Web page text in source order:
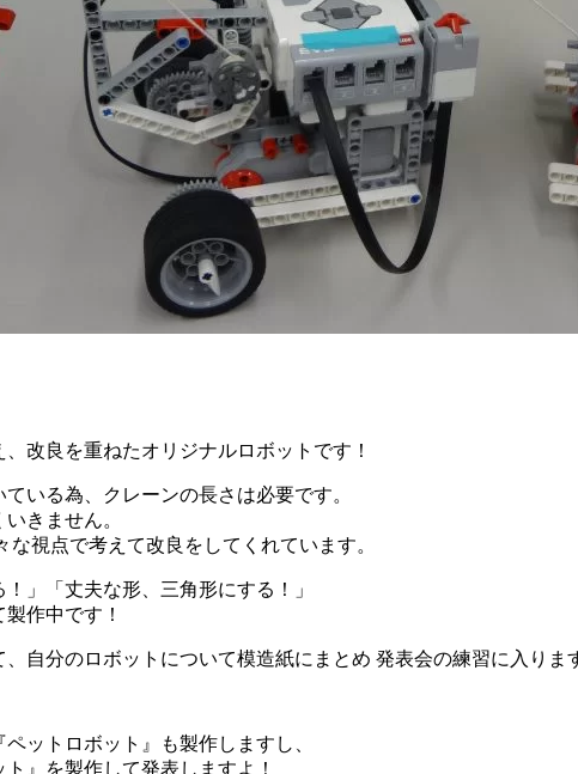
改良を重ねたオリジナルロボットです！
いる為、クレーンの長さは必要です。
きません。
視点で考えて改良をしてくれています。
」「丈夫な形、三角形にする！」
作中です！
自分のロボットについて模造紙にまとめ 発表会の練習に入りま
ットロボット』も製作しますし、
』を製作して発表しますよ！